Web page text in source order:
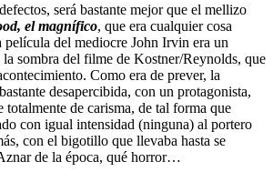
será bastante mejor que el mellizo
el magnífico, que era cualquier cosa
película del mediocre John Irvin era un
la sombra del filme de Kostner/Reynolds, que
Como era de prever, la
desapercibida, con un protagonista,
totalmente de carisma, de tal forma que
con igual intensidad (ninguna) al portero
con el bigotillo que llevaba hasta se
de la época, qué horror…